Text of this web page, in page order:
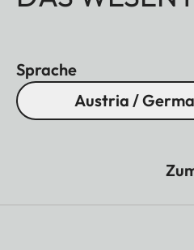
Sprache
Austria /